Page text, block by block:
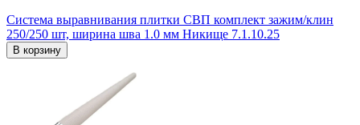
Система выравнивания плитки СВП комплект зажим/клин
250/250 шт, ширина шва 1.0 мм Никище 7.1.10.25
В корзину